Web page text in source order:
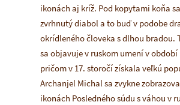
ikonách aj kríž. Pod kopytami koňa
zvrhnutý diabol a to buď v podobe
okrídleného človeka s dlhou bradou.
sa objavuje v ruskom umení v období
pričom v 17. storočí získala veľkú
Archanjel Michal sa zvykne
ikonách Posledného súdu s váhou v